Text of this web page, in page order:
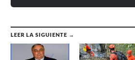
LEER LA SIGUIENTE →